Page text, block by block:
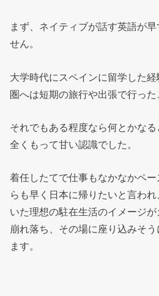
まず、ネイティブが話す英語が
せん。
大学時代にスペインに留学した
圏へは短期の旅行や出張で行った
それでもある程度なら何とかなる
全くもって甘い認識でした。
着任したてで仕事もなかなかペ
らも早く日本に帰りたいと言わ
いた理想の駐在生活のイメージ
崩れ落ち、その場に座り込みそ
ます。